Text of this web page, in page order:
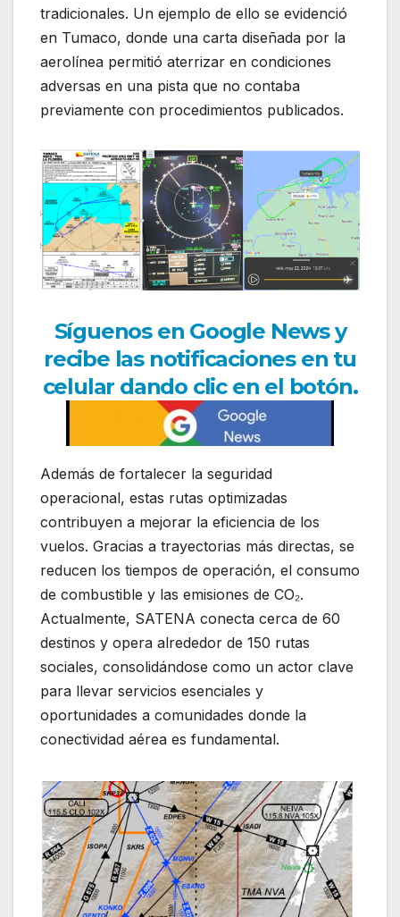
tradicionales. Un ejemplo de ello se evidenció
en Tumaco, donde una carta diseñada por la
aerolínea permitió aterrizar en condiciones
adversas en una pista que no contaba
previamente con procedimientos publicados.
Síguenos en Google News y
recibe las notificaciones en tu
celular dando clic en el botón.
Además de fortalecer la seguridad
operacional, estas rutas optimizadas
contribuyen a mejorar la eficiencia de los
vuelos. Gracias a trayectorias más directas, se
reducen los tiempos de operación, el consumo
de combustible y las emisiones de CO₂.
Actualmente, SATENA conecta cerca de 60
destinos y opera alrededor de 150 rutas
sociales, consolidándose como un actor clave
para llevar servicios esenciales y
oportunidades a comunidades donde la
conectividad aérea es fundamental.